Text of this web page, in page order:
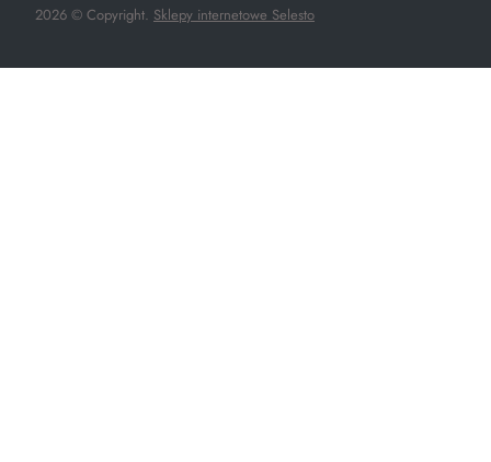
2026 © Copyright. Sklepy internetowe Selesto